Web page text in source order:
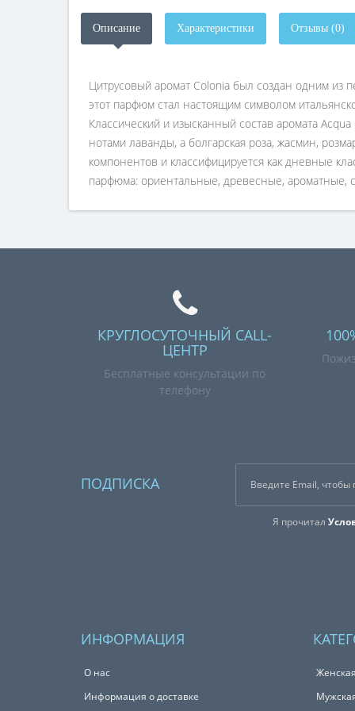
Описание Характеристики Отзывы (0)
Цитрусовый аромат Colonia был создан одним из
этот парфюм стал настоящим символом
Классический и изысканный состав аромата
нотами лаванды, а болгарская роза, жасмин,
компонентов и классифицируется как дневные
парфюма: ориентальные, древесные, ароматные,
КРУГЛОСУТОЧНЫЙ CALL-
ЦЕНТР
Бесплатные консультации по
телефону
ПОДПИСКА
Я прочитал
ИНФОРМАЦИЯ
О нас
Информация о доставке